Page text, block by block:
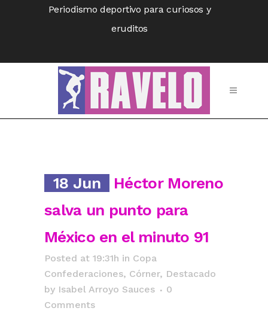
Periodismo deportivo para curiosos y
eruditos
18 Jun
Héctor Moreno
salva un punto para
México en el minuto 91
Posted at 19:31h in Copa
Confederaciones, Córner, Destacado
by Isabel Arroyo Sauces
0
Comments